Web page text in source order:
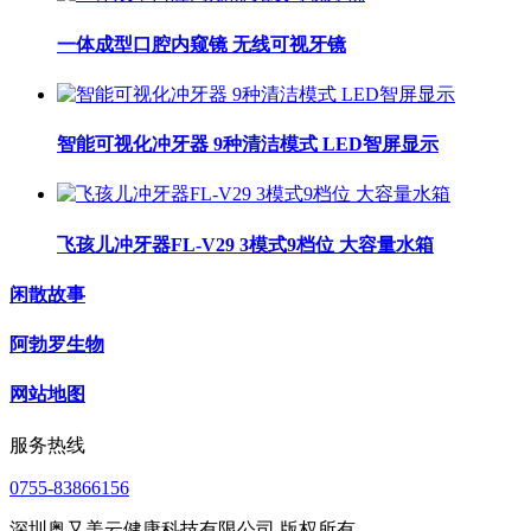
一体成型口腔内窥镜 无线可视牙镜
智能可视化冲牙器 9种清洁模式 LED智屏显示
飞孩儿冲牙器FL-V29 3模式9档位 大容量水箱
闲散故事
阿勃罗生物
网站地图
服务热线
0755-83866156